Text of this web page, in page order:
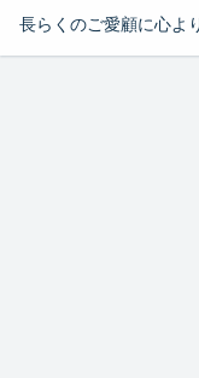
長らくのご愛顧に心よ